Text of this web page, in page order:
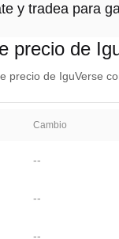
y tradea para
precio de
precio de IguVerse
Cambio
--
--
--